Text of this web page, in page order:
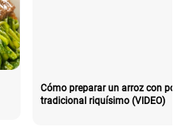
Cómo preparar un arroz con pollo
tradicional riquísimo (VIDEO)